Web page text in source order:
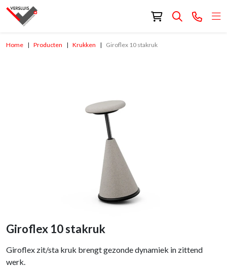
Home Producten Krukken Giroflex 10 stakruk
Giroflex 10 stakruk
Giroflex zit/sta kruk brengt gezonde dynamiek in zittend
werk.